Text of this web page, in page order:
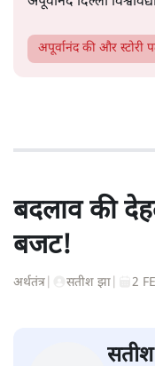
अपूर्वानंदकी और स्टोरी
बदलाव की
बजट!
अर्थतंत्र सतीश झा 2